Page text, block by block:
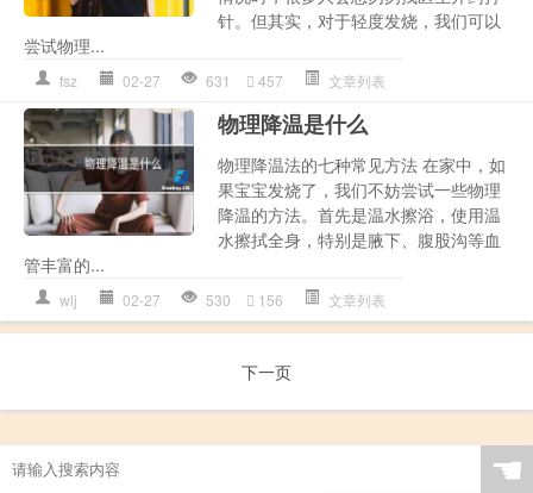
针。但其实，对于轻度发烧，我们可以
尝试物理...
fsz 02-27 631 457 文章列表
物理降温是什么
物理降温法的七种常见方法 在家中，如
果宝宝发烧了，我们不妨尝试一些物理
降温的方法。首先是温水擦浴，使用温
水擦拭全身，特别是腋下、腹股沟等血
管丰富的...
wlj 02-27 530 156 文章列表
下一页
☚